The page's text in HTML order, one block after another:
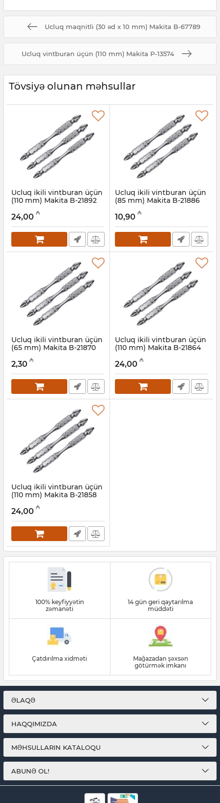
Ucluq maqnitli (30 əd x 10 mm) Makita B-67789
Ucluq vintburan üçün (110 mm) Makita P-13574
Tövsiyə olunan məhsullar
Ucluq ikili vintburan üçün
(110 mm) Makita B-21892
004001180
24,00 ₼
Ucluq ikili vintburan üçün
(85 mm) Makita B-21886
004001179
10,90 ₼
Ucluq ikili vintburan üçün
(65 mm) Makita B-21870
2,30 ₼
Ucluq ikili vintburan üçün
(110 mm) Makita B-21864
004001177
24,00 ₼
Ucluq ikili vintburan üçün
(110 mm) Makita B-21858
004001176
24,00 ₼
100% keyfiyyətin
zəmanəti
14 gün geri qaytarılma
müddəti
Çatdırılma xidməti
Mağazadan şəxsən
götürmək imkanı
ƏLAQƏ
HAQQIMIZDA
MƏHSULLARIN KATALOQU
ABUNƏ OL!